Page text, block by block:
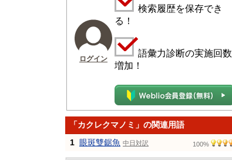
ログイン
検索履歴を保存でき
る！
語彙力診断の実施回数
増加！
「カクレクマノミ」の関連用語
1 眼斑雙鋸魚 中日対訳 100%